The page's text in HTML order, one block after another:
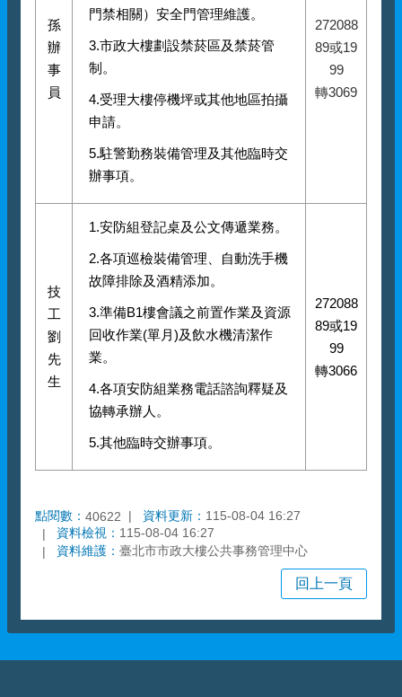
孫
辦
事
員
門禁相關）安全門管理維護。
3.市政大樓劃設禁菸區及禁菸管
制。
4.受理大樓停機坪或其他地區拍攝
申請。
5.駐警勤務裝備管理及其他臨時交
辦事項。
272088
89或19
99
轉3069
技
工
劉
先
生
1.安防組登記桌及公文傳遞業務。
2.各項巡檢裝備管理、自動洗手機
故障排除及酒精添加。
3.準備B1樓會議之前置作業及資源
回收作業(單月)及飲水機清潔作
業。
4.各項安防組業務電話諮詢釋疑及
協轉承辦人。
5.其他臨時交辦事項。
272088
89或19
99
轉3066
點閱數： 40622 資料更新： 115-08-04 16:27
資料檢視： 115-08-04 16:27
資料維護： 臺北市市政大樓公共事務管理中心
回上一頁